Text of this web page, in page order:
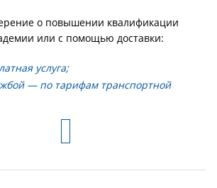
о повышении квалификации
или с помощью доставки:
услуга;
— по тарифам транспортной